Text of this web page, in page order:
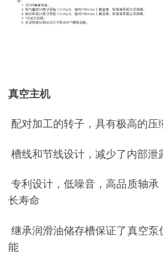
真空主机
配对加工的转子，具有极高的压
槽线和节线设计，减少了内部泄
专利设计，低噪音，高品质轴承
长寿命
继承润滑油储存槽保证了真空泵
能